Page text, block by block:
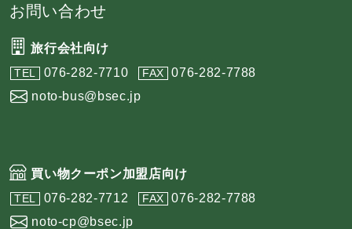
お問い合わせ
旅行会社向け
TEL 076-282-7710 FAX
076-282-7788
noto-bus@bsec.jp
買い物クーポン加盟店向け
TEL 076-282-7712 FAX
076-282-7788
noto-cp@bsec.jp